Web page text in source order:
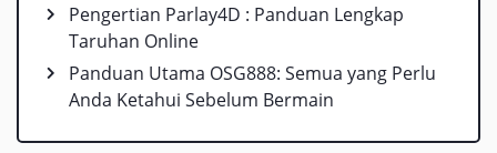
Pengertian Parlay4D : Panduan Lengkap
Taruhan Online
Panduan Utama OSG888: Semua yang Perlu
Anda Ketahui Sebelum Bermain